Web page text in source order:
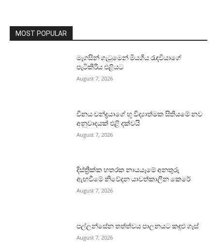
MOST POPULAR
මැගසින් ගැටුමෙන් මියගිය රැඳවියාගේ
පැටිකිරිය එළියට
August 7, 2026
චීනය චන්ද්‍රයාගේ භූ විද්‍යාත්මක සිතියමේ නව
අනුවාදයක් එළි දක්වයි
August 7, 2026
දිස්ත්‍රික්ක හතරක නායයෑමේ අනතුරු
ඇඟවීමේ නිවේදන යාවත්කාලීන කෙරේ
August 7, 2026
පල්ලන්සේන තත්ත්වය පාලනයට කඳුළු ගෑස්
August 7, 2026